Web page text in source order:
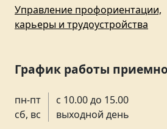
Управление профориентации,
карьеры и трудоустройства
График работы
пн-пт
сб, вс
с 10.00 до 15.00
выходной день